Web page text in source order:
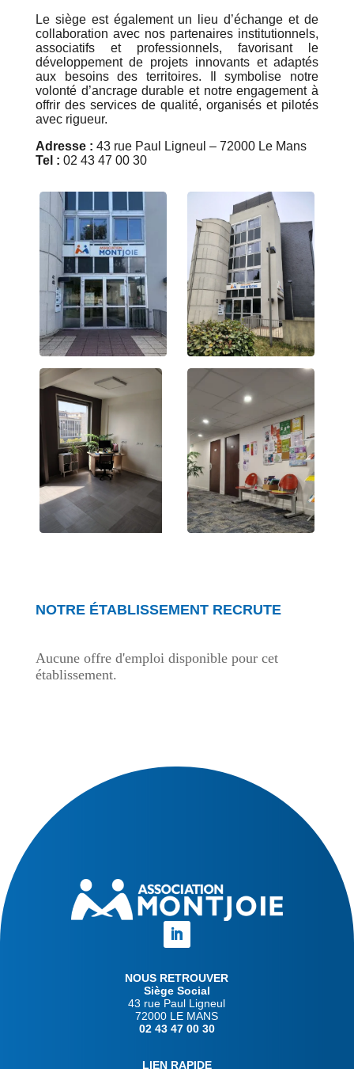
Le siège est également un lieu d’échange et de
collaboration avec nos partenaires institutionnels,
associatifs et professionnels, favorisant le
développement de projets innovants et adaptés
aux besoins des territoires. Il symbolise notre
volonté d’ancrage durable et notre engagement à
offrir des services de qualité, organisés et pilotés
avec rigueur.
Adresse : 43 rue Paul Ligneul – 72000 Le Mans
Tel : 02 43 47 00 30
NOTRE ÉTABLISSEMENT RECRUTE
Aucune offre d'emploi disponible pour cet
établissement.
NOUS RETROUVER
Siège Social
43 rue Paul Ligneul
72000 LE MANS
02 43 47 00 30
LIEN RAPIDE